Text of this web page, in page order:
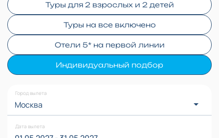
Туры для 2 взрослых и 2 детей
Туры на все включено
Отели 5* на первой линии
Индивидуальный подбор
Город вылета
Москва
Дата вылета